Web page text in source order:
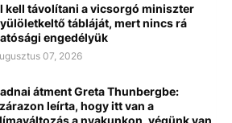
kell távolítani a vicsorgó miniszter
tábláját, mert nincs rá
engedélyük
07, 2026
átment Greta Thunbergbe:
leírta, hogy itt van a
a nyakunkon, végünk van